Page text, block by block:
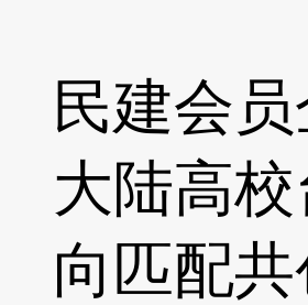
民建会
大陆高
向匹配